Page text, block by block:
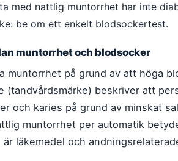
med nattlig muntorrhet har inte
be om ett enkelt blodsockertest.
muntorrhet och blodsocker
muntorrhet på grund av att höga
(tandvårdsmärke) beskriver att
och karies på grund av minskat
muntorrhet per automatik
läkemedel och